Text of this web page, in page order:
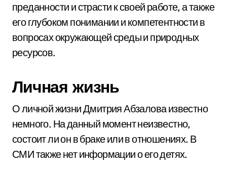
преданности и страсти к своей работе, а также
его глубоком понимании и компетентности в
вопросах окружающей среды и природных
ресурсов.
Личная жизнь
О личной жизни Дмитрия Абзалова известно
немного. На данный момент неизвестно,
состоит ли он в браке или в отношениях. В
СМИ также нет информации о его детях.